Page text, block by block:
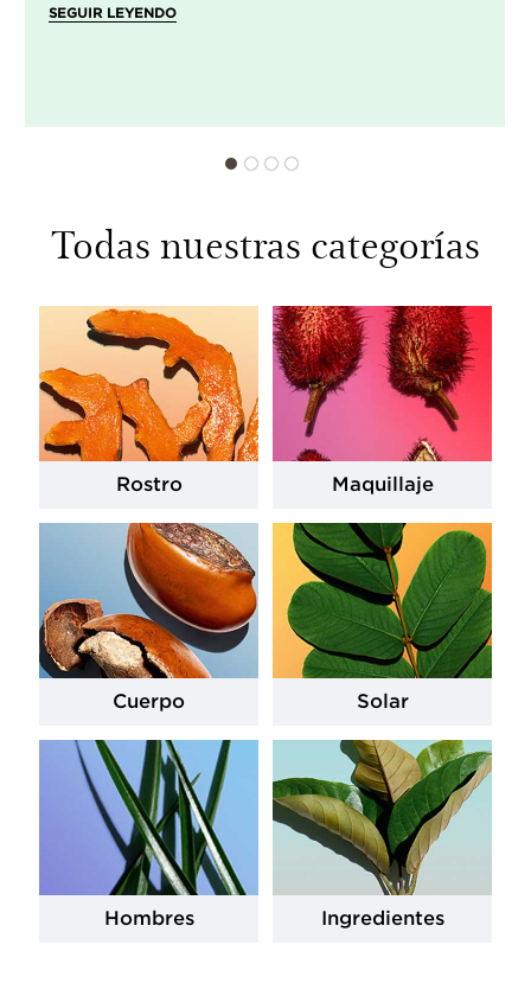
SEGUIR LEYENDO
Todas nuestras categorías
Rostro Maquillaje
Cuerpo Solar
Hombres Ingredientes